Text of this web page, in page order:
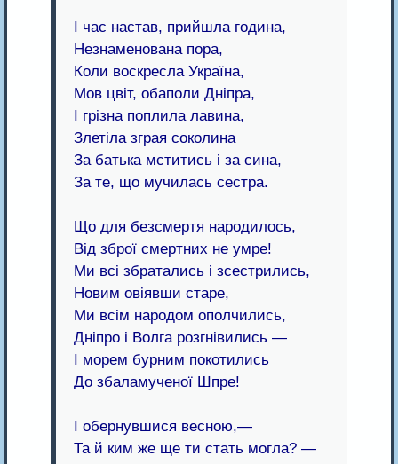
І час настав, прийшла година,
Незнаменована пора,
Коли воскресла Україна,
Мов цвіт, обаполи Дніпра,
І грізна поплила лавина,
Злетіла зграя соколина
За батька мститись і за сина,
За те, що мучилась сестра.
Що для безсмертя народилось,
Від зброї смертних не умре!
Ми всі збратались і зсестрились,
Новим овіявши старе,
Ми всім народом ополчились,
Дніпро і Волга розгнівились —
І морем бурним покотились
До збаламученої Шпре!
І обернувшися весною,—
Та й ким же ще ти стать могла? —